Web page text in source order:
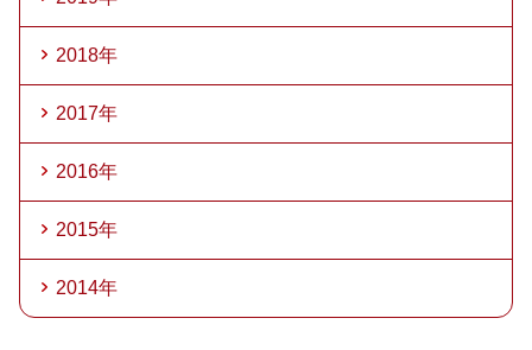
2018年
2017年
2016年
2015年
2014年